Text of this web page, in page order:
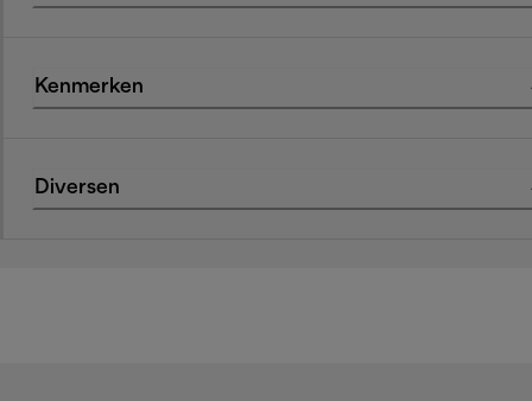
Kenmerken
Diversen